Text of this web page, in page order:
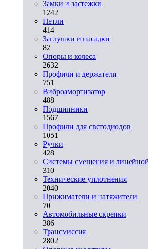
Замки и застежки
1242
Петли
414
Заглушки и насадки
82
Опоры и колеса
2632
Профили и держатели
751
Виброамортизатор
488
Подшипники
1567
Профили для светодиодов
1051
Ручки
428
Системы смещения и
310
Технические уплотнения
2040
Прижиматели и натяжители
70
Автомобильные скрепки
386
Трансмиссия
2802